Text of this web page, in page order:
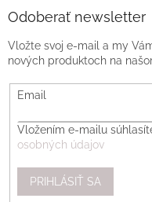
Odoberať newsletter
Vložte svoj e-mail a my
nových produktoch na
Email
Vložením e-mailu
osobných údajov
PRIHLÁSIŤ SA